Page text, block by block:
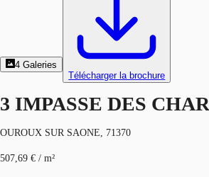
4 Galeries
Télécharger la brochure
3 IMPASSE DES
OUROUX SUR SAONE, 71370
507,69 € / m²